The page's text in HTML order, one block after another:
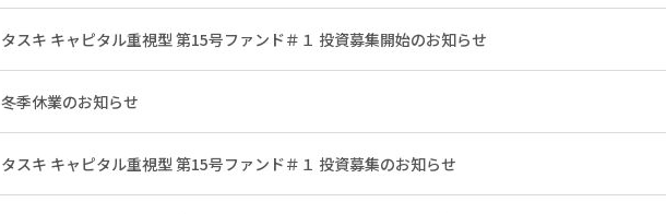
タスキ キャピタル重視型 第15号ファンド＃１ 投資募集開始のお知らせ
冬季休業のお知らせ
タスキ キャピタル重視型 第15号ファンド＃１ 投資募集のお知らせ